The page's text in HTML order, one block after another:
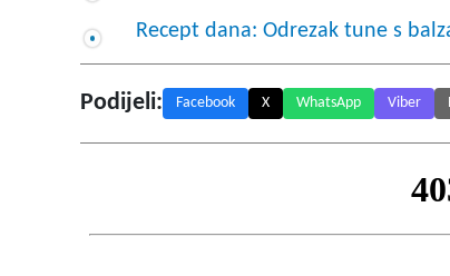
Recept dana: Odrezak tune s
Podijeli: Facebook X WhatsApp Viber